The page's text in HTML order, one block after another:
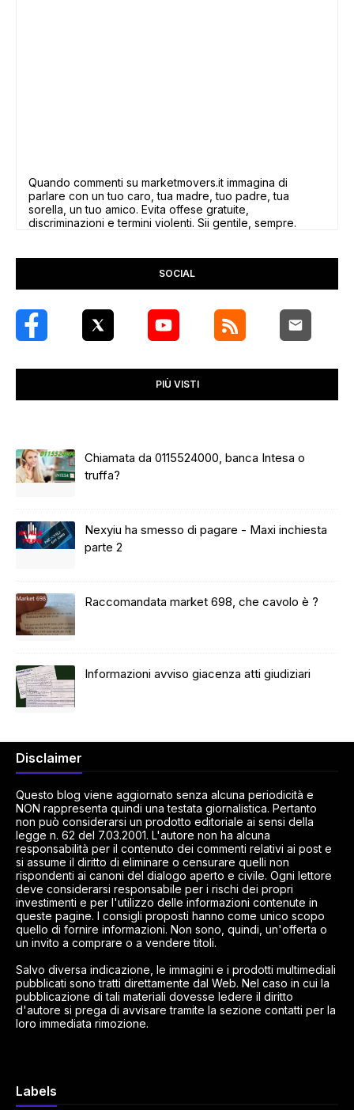
Quando commenti su marketmovers.it immagina di
parlare con un tuo caro, tua madre, tuo padre, tua
sorella, un tuo amico. Evita offese gratuite,
discriminazioni e termini violenti. Sii gentile, sempre.
SOCIAL
PIÙ VISTI
Chiamata da 0115524000, banca Intesa o
truffa?
Nexyiu ha smesso di pagare - Maxi inchiesta
parte 2
Raccomandata market 698, che cavolo è ?
Informazioni avviso giacenza atti giudiziari
Disclaimer
Questo blog viene aggiornato senza alcuna periodicità e
NON rappresenta quindi una testata giornalistica. Pertanto
non può considerarsi un prodotto editoriale ai sensi della
legge n. 62 del 7.03.2001. L'autore non ha alcuna
responsabilità per il contenuto dei commenti relativi ai post e
si assume il diritto di eliminare o censurare quelli non
rispondenti ai canoni del dialogo aperto e civile. Ogni lettore
deve considerarsi responsabile per i rischi dei propri
investimenti e per l'utilizzo delle informazioni contenute in
queste pagine. I consigli proposti hanno come unico scopo
quello di fornire informazioni. Non sono, quindi, un'offerta o
un invito a comprare o a vendere titoli.
Salvo diversa indicazione, le immagini e i prodotti multimediali
pubblicati sono tratti direttamente dal Web. Nel caso in cui la
pubblicazione di tali materiali dovesse ledere il diritto
d'autore si prega di avvisare tramite la sezione contatti per la
loro immediata rimozione.
Labels